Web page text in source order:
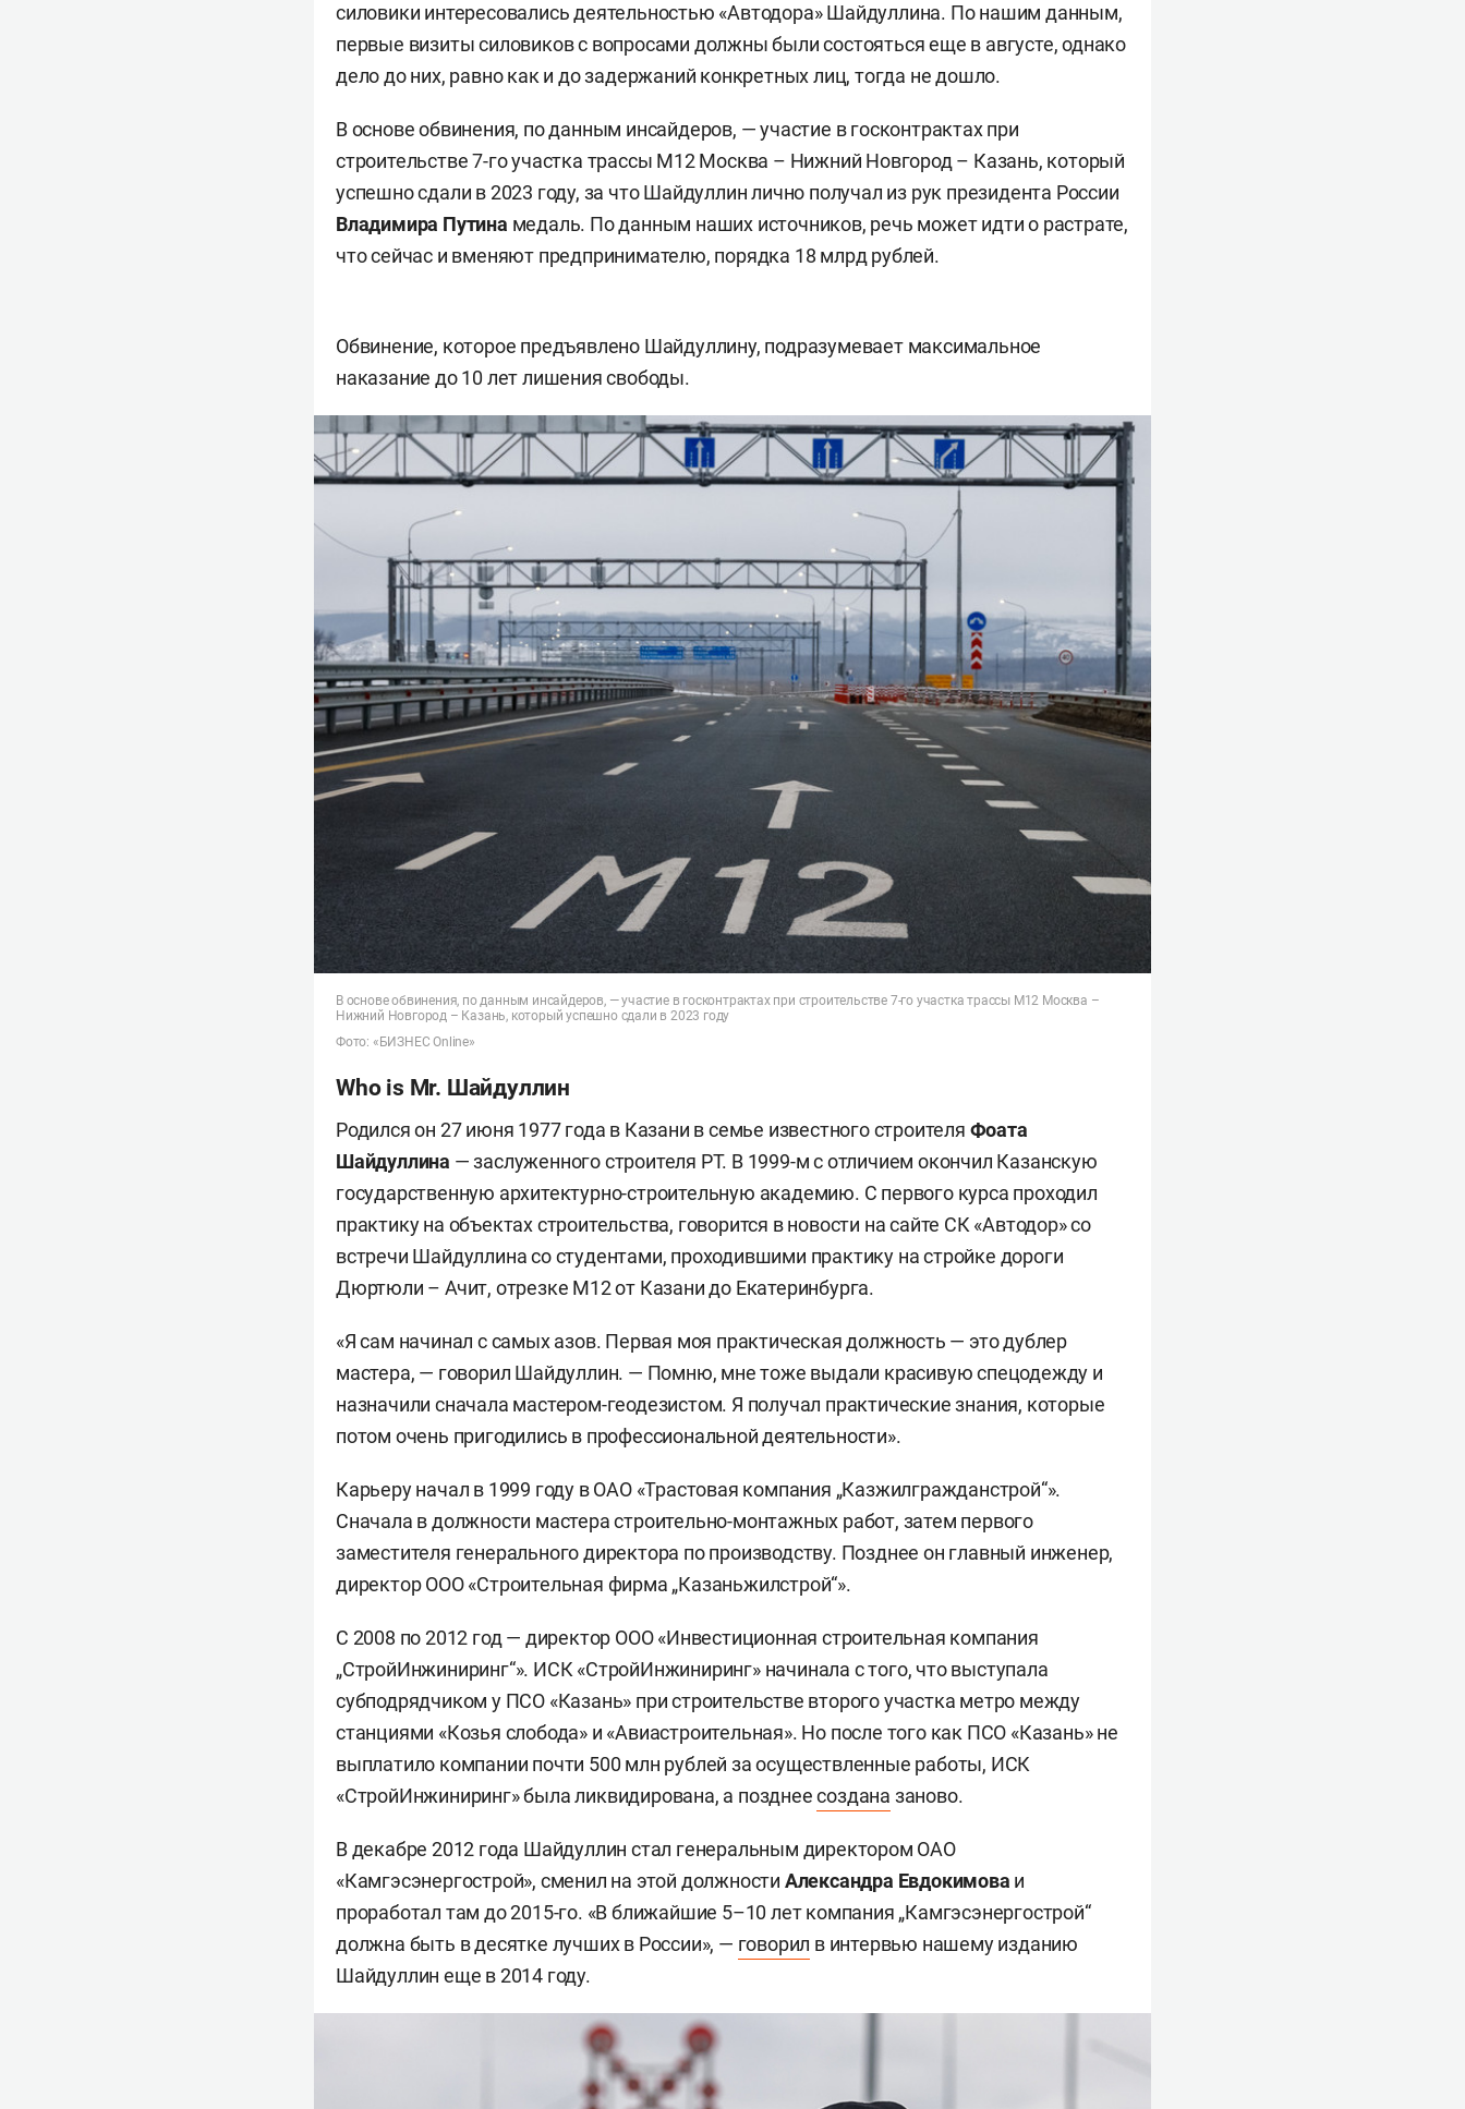
силовики интересовались деятельностью «Автодора» Шайдуллина. По нашим данным,
первые визиты силовиков с вопросами должны были состояться еще в августе, однако
дело до них, равно как и до задержаний конкретных лиц, тогда не дошло.
В основе обвинения, по данным инсайдеров, — участие в госконтрактах при
строительстве 7-го участка трассы М12 Москва – Нижний Новгород – Казань, который
успешно сдали в 2023 году, за что Шайдуллин лично получал из рук президента России
Владимира Путина медаль. По данным наших источников, речь может идти о растрате,
что сейчас и вменяют предпринимателю, порядка 18 млрд рублей.
Обвинение, которое предъявлено Шайдуллину, подразумевает максимальное
наказание до 10 лет лишения свободы.
В основе обвинения, по данным инсайдеров, — участие в госконтрактах при строительстве 7-го участка трассы М12 Москва –
Нижний Новгород – Казань, который успешно сдали в 2023 году
Фото: «БИЗНЕС Online»
Who is Mr. Шайдуллин
Родился он 27 июня 1977 года в Казани в семье известного строителя Фоата
Шайдуллина — заслуженного строителя РТ. В 1999-м с отличием окончил Казанскую
государственную архитектурно-строительную академию. С первого курса проходил
практику на объектах строительства, говорится в новости на сайте СК «Автодор» со
встречи Шайдуллина со студентами, проходившими практику на стройке дороги
Дюртюли – Ачит, отрезке М12 от Казани до Екатеринбурга.
«Я сам начинал с самых азов. Первая моя практическая должность — это дублер
мастера, — говорил Шайдуллин. — Помню, мне тоже выдали красивую спецодежду и
назначили сначала мастером-геодезистом. Я получал практические знания, которые
потом очень пригодились в профессиональной деятельности».
Карьеру начал в 1999 году в ОАО «Трастовая компания „Казжилгражданстрой“».
Сначала в должности мастера строительно-монтажных работ, затем первого
заместителя генерального директора по производству. Позднее он главный инженер,
директор ООО «Строительная фирма „Казаньжилстрой“».
С 2008 по 2012 год — директор ООО «Инвестиционная строительная компания
„СтройИнжиниринг“». ИСК «СтройИнжиниринг» начинала с того, что выступала
субподрядчиком у ПСО «Казань» при строительстве второго участка метро между
станциями «Козья слобода» и «Авиастроительная». Но после того как ПСО «Казань» не
выплатило компании почти 500 млн рублей за осуществленные работы, ИСК
«СтройИнжиниринг» была ликвидирована, а позднеесоздана заново.
В декабре 2012 года Шайдуллин стал генеральным директором ОАО
«Камгэсэнергострой», сменил на этой должности Александра Евдокимова и
проработал там до 2015-го. «В ближайшие 5–10 лет компания „Камгэсэнергострой“
должна быть в десятке лучших в России», — говорил в интервью нашему изданию
Шайдуллин еще в 2014 году.